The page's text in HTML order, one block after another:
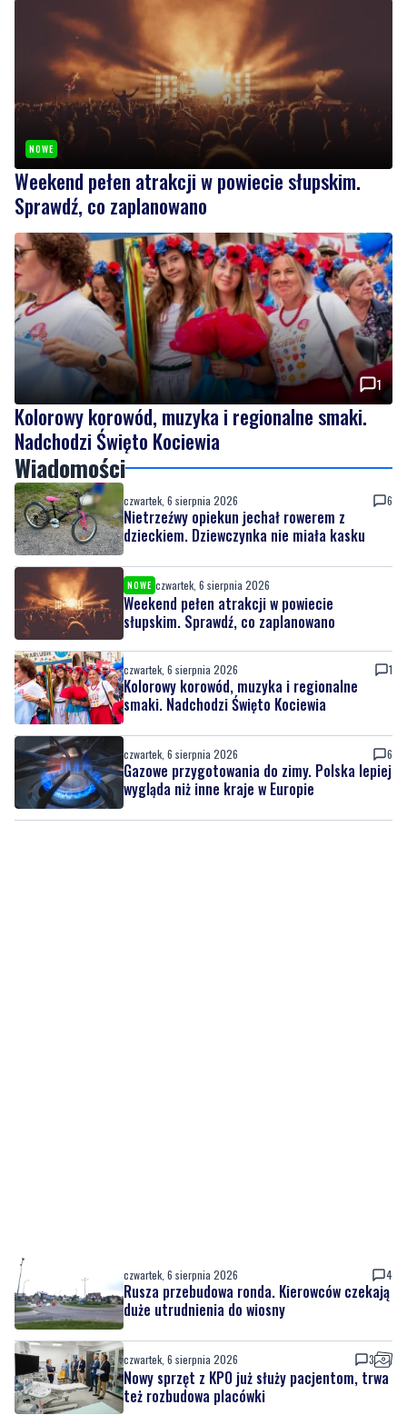
NOWE
Weekend pełen atrakcji w powiecie słupskim.
Sprawdź, co zaplanowano
1
Kolorowy korowód, muzyka i regionalne smaki.
Nadchodzi Święto Kociewia
Wiadomości
czwartek, 6 sierpnia 2026 6
Nietrzeźwy opiekun jechał rowerem z
dzieckiem. Dziewczynka nie miała kasku
NOWE czwartek, 6 sierpnia 2026
Weekend pełen atrakcji w powiecie
słupskim. Sprawdź, co zaplanowano
czwartek, 6 sierpnia 2026 1
Kolorowy korowód, muzyka i regionalne
smaki. Nadchodzi Święto Kociewia
czwartek, 6 sierpnia 2026 6
Gazowe przygotowania do zimy. Polska lepiej
wygląda niż inne kraje w Europie
czwartek, 6 sierpnia 2026 4
Rusza przebudowa ronda. Kierowców czekają
duże utrudnienia do wiosny
czwartek, 6 sierpnia 2026 3
Nowy sprzęt z KPO już służy pacjentom, trwa
też rozbudowa placówki